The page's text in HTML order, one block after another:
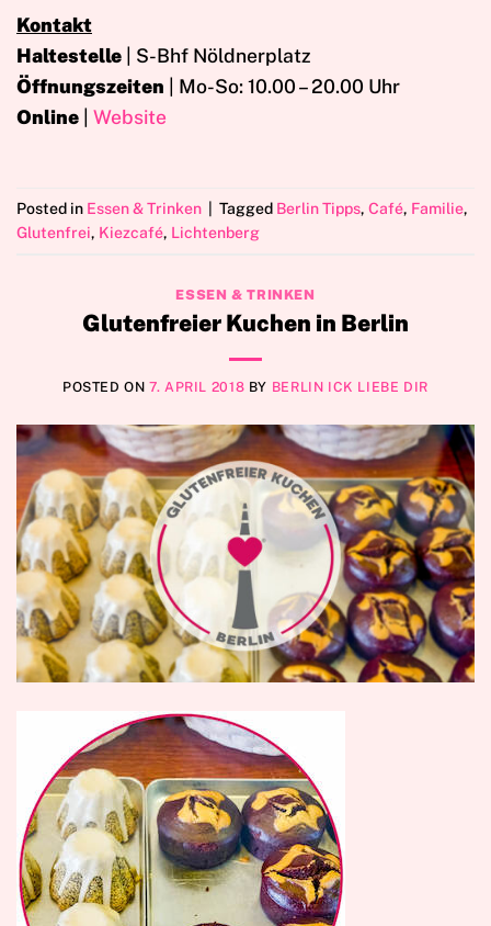
Kontakt
Haltestelle | S-Bhf Nöldnerplatz
Öffnungszeiten | Mo-So: 10.00 – 20.00 Uhr
Online
Website
Posted in Essen & Trinken | Tagged Berlin Tipps, Café, Familie,
Glutenfrei, Kiezcafé, Lichtenberg
ESSEN & TRINKEN
Glutenfreier Kuchen in Berlin
POSTED ON7. APRIL 2018 BY BERLIN ICK LIEBE DIR